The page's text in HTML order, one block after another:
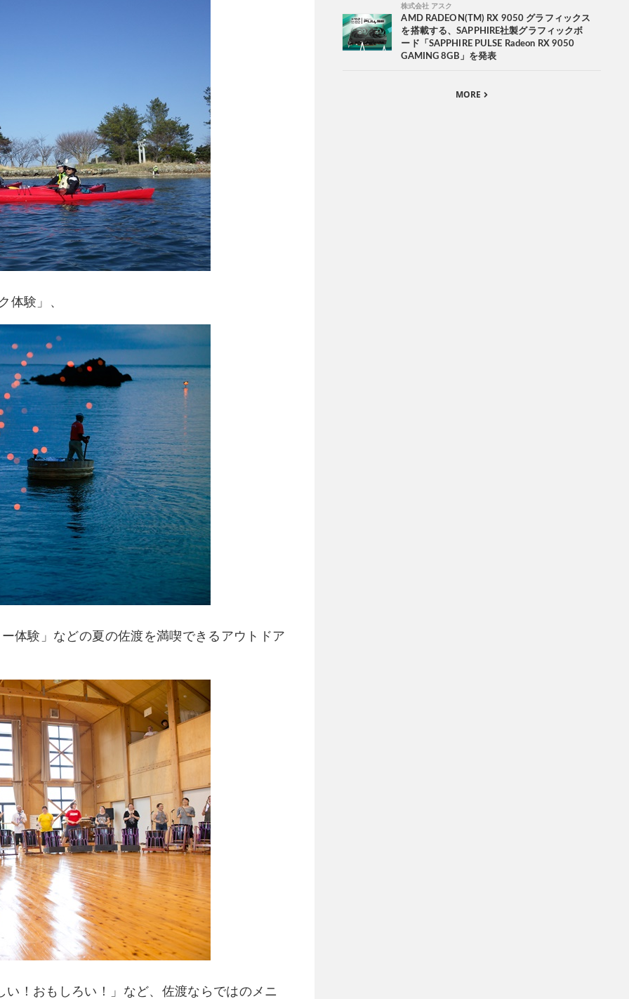
体験」、
体験」などの夏の佐渡を満喫できるアウトドア
！おもしろい！」など、佐渡ならではのメニ
株式会社 アスク
AMD RADEON(TM) RX 9050 グラフィックス
を搭載する、SAPPHIRE社製グラフィックボ
ード「SAPPHIRE PULSE Radeon RX 9050
GAMING 8GB」を発表
MORE